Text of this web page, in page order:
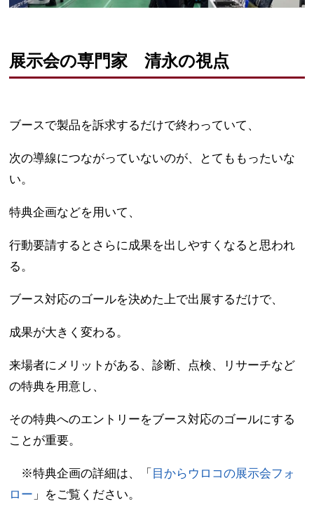
展示会の専門家 清永の視点
ブースで製品を訴求するだけで終わっていて、
次の導線につながっていないのが、とてももったいな
い。
特典企画などを用いて、
行動要請するとさらに成果を出しやすくなると思われ
る。
ブース対応のゴールを決めた上で出展するだけで、
成果が大きく変わる。
来場者にメリットがある、診断、点検、リサーチなど
の特典を用意し、
その特典へのエントリーをブース対応のゴールにする
ことが重要。
※特典企画の詳細は、「 目からウロコの展示会フォ
ロー 」をご覧ください。